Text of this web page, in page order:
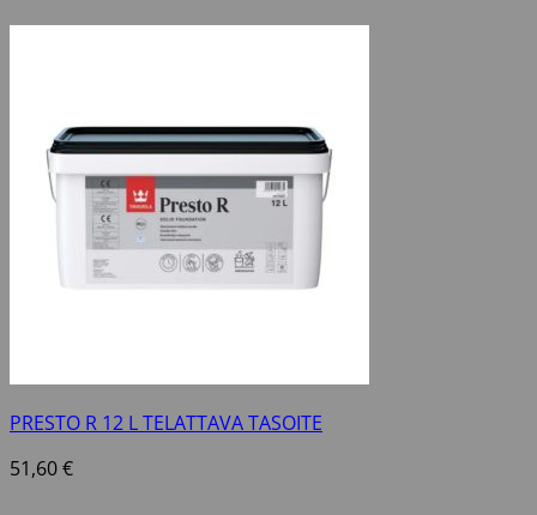
PRESTO R 12 L TELATTAVA TASOITE
51,60€